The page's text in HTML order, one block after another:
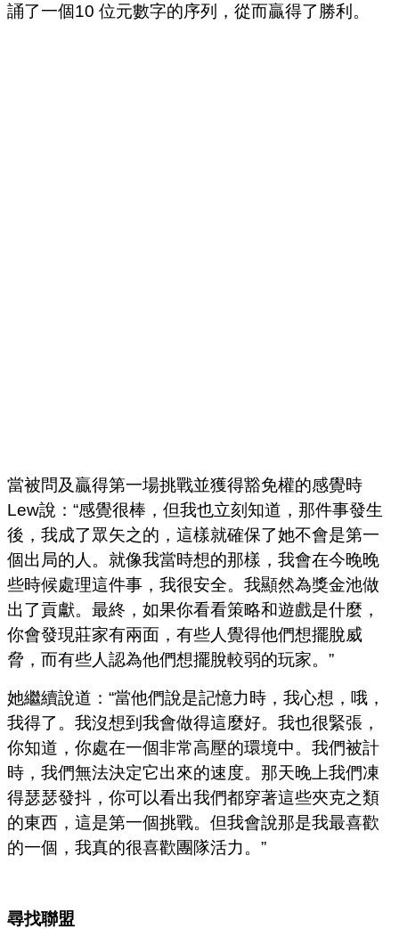
誦了一個10 位元數字的序列，從而贏得了勝利。
當被問及贏得第一場挑戰並獲得豁免權的感覺時
Lew說：“感覺很棒，但我也立刻知道，那件事發生
後，我成了眾矢之的，這樣就確保了她不會是第一
個出局的人。就像我當時想的那樣，我會在今晚晚
些時候處理這件事，我很安全。我顯然為獎金池做
出了貢獻。最終，如果你看看策略和遊戲是什麼，
你會發現莊家有兩面，有些人覺得他們想擺脫威
脅，而有些人認為他們想擺脫較弱的玩家。”
她繼續說道：“當他們說是記憶力時，我心想，哦，
我得了。我沒想到我會做得這麼好。我也很緊張，
你知道，你處在一個非常高壓的環境中。我們被計
時，我們無法決定它出來的速度。那天晚上我們凍
得瑟瑟發抖，你可以看出我們都穿著這些夾克之類
的東西，這是第一個挑戰。但我會說那是我最喜歡
的一個，我真的很喜歡團隊活力。”
尋找聯盟